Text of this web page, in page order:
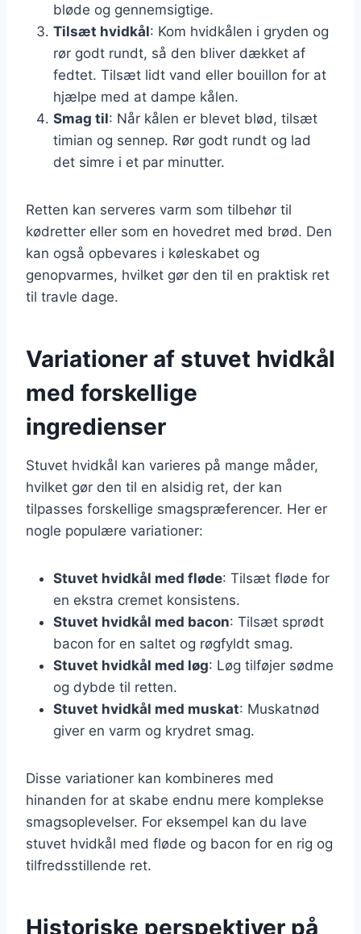
bløde og gennemsigtige.
Tilsæt hvidkål: Kom hvidkålen i gryden og
rør godt rundt, så den bliver dækket af
fedtet. Tilsæt lidt vand eller bouillon for at
hjælpe med at dampe kålen.
Smag til: Når kålen er blevet blød, tilsæt
timian og sennep. Rør godt rundt og lad
det simre i et par minutter.
Retten kan serveres varm som tilbehør til
kødretter eller som en hovedret med brød. Den
kan også opbevares i køleskabet og
genopvarmes, hvilket gør den til en praktisk ret
til travle dage.
Variationer af stuvet hvidkål
med forskellige
ingredienser
Stuvet hvidkål kan varieres på mange måder,
hvilket gør den til en alsidig ret, der kan
tilpasses forskellige smagspræferencer. Her er
nogle populære variationer:
Stuvet hvidkål med fløde: Tilsæt fløde for
en ekstra cremet konsistens.
Stuvet hvidkål med bacon: Tilsæt sprødt
bacon for en saltet og røgfyldt smag.
Stuvet hvidkål med løg: Løg tilføjer sødme
og dybde til retten.
Stuvet hvidkål med muskat: Muskatnød
giver en varm og krydret smag.
Disse variationer kan kombineres med
hinanden for at skabe endnu mere komplekse
smagsoplevelser. For eksempel kan du lave
stuvet hvidkål med fløde og bacon for en rig og
tilfredsstillende ret.
Historiske perspektiver på